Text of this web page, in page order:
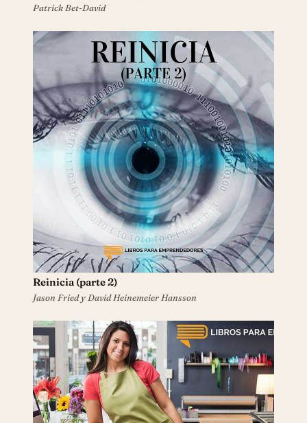
Patrick Bet-David
Reinicia (parte 2)
Jason Fried y David Heinemeier Hansson